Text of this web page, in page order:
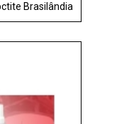
Brasilândia